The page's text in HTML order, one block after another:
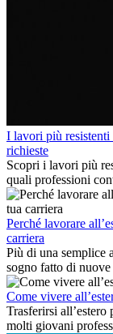
I lavori più resistenti
richieste
Scopri i lavori più
quali professioni
delle competenze
internazionale.
Perché lavorare
carriera
Più di una semplice
sogno fatto di
dell’avventura,
Come vivere
Trasferirsi all’estero
molti giovani